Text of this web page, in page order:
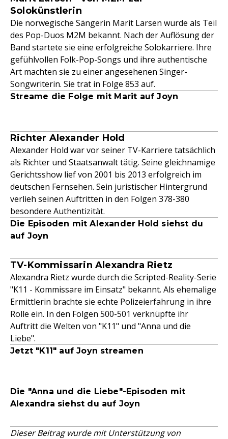
Solokünstlerin
Die norwegische Sängerin Marit Larsen wurde als Teil
des Pop-Duos M2M bekannt. Nach der Auflösung der
Band startete sie eine erfolgreiche Solokarriere. Ihre
gefühlvollen Folk-Pop-Songs und ihre authentische
Art machten sie zu einer angesehenen Singer-
Songwriterin. Sie trat in Folge 853 auf.
Streame die Folge mit Marit auf Joyn
Richter Alexander Hold
Alexander Hold war vor seiner TV-Karriere tatsächlich
als Richter und Staatsanwalt tätig. Seine gleichnamige
Gerichtsshow lief von 2001 bis 2013 erfolgreich im
deutschen Fernsehen. Sein juristischer Hintergrund
verlieh seinen Auftritten in den Folgen 378-380
besondere Authentizität.
Die Episoden mit Alexander Hold siehst du
auf Joyn
TV-Kommissarin Alexandra Rietz
Alexandra Rietz wurde durch die Scripted-Reality-Serie
"K11 - Kommissare im Einsatz" bekannt. Als ehemalige
Ermittlerin brachte sie echte Polizeierfahrung in ihre
Rolle ein. In den Folgen 500-501 verknüpfte ihr
Auftritt die Welten von "K11" und "Anna und die
Liebe".
Jetzt "K11" auf Joyn streamen
Die "Anna und die Liebe"-Episoden mit
Alexandra siehst du auf Joyn
Dieser Beitrag wurde mit Unterstützung von